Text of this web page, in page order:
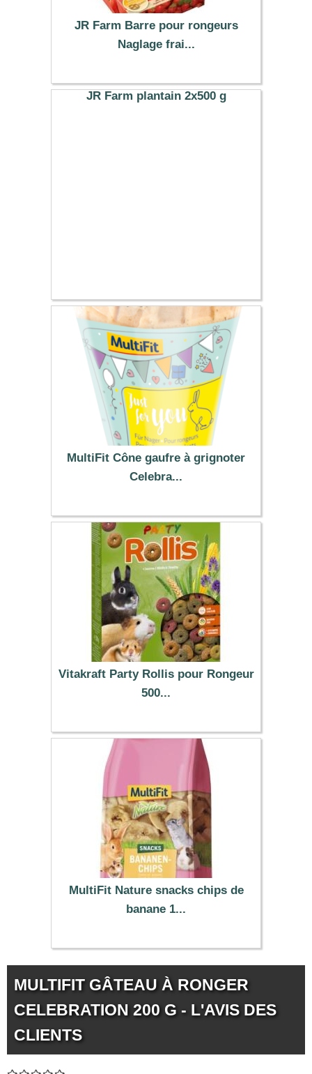
JR Farm Barre pour rongeurs
Naglage frai...
5.79 €
JR Farm plantain 2x500 g
MultiFit Cône gaufre à grignoter
Celebra...
2.99 €
Vitakraft Party Rollis pour Rongeur
500...
6.69 €
MultiFit Nature snacks chips de
banane 1...
3.99 €
MULTIFIT GÂTEAU À RONGER
CELEBRATION 200 G - L'AVIS DES
CLIENTS